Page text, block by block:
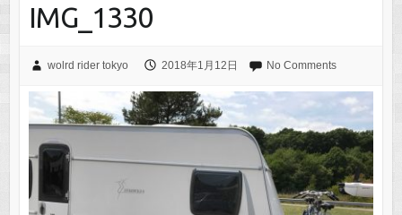
IMG_1330
wolrd rider tokyo 2018年1月12日 No Comments